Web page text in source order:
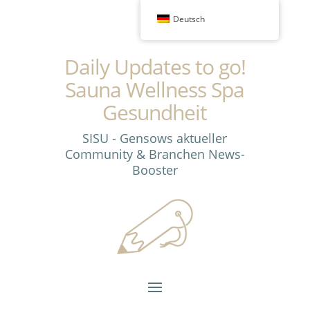
Daily Updates to go!
Sauna Wellness Spa
Gesundheit
SISU - Gensows aktueller
Community & Branchen News-
Booster
Deutsch